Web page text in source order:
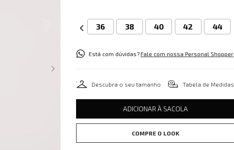
36 38 40 42 44
Está com dúvidas?Fale com nossa Personal Shopper
Descubra o seu tamanho Tabela de Medidas
ADICIONAR À SACOLA
COMPRE O LOOK